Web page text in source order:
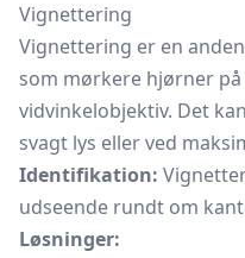
Vignettering
Vignettering er en
som mørkere hjørner
vidvinkelobjektiv. Det
svagt lys eller ved
Identifikation:
udseende rundt om
Løsninger: